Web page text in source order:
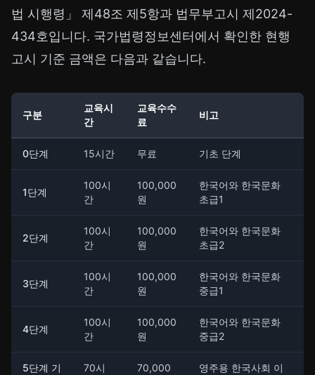
법 시행령」 제48조 제5항과 법무부고시 제2024-
434호입니다. 국가법령정보센터에서 확인한 현행
고시 기준 금액은 다음과 같습니다.
구분
교육시
간
교육수수
료
비고
0단계 15시간 무료 기초 단계
1단계
100시
간
100,000
원
한국어와 한국문화
초급1
2단계
100시
간
100,000
원
한국어와 한국문화
초급2
3단계
100시
간
100,000
원
한국어와 한국문화
중급1
4단계
100시
간
100,000
원
한국어와 한국문화
중급2
5단계 기
70시
70,000
영주용 한국사회 이